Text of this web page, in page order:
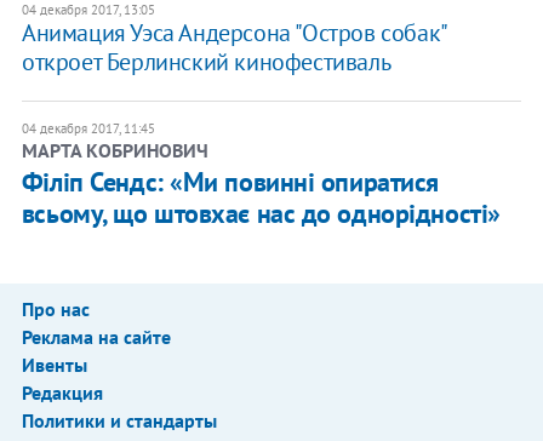
04 декабря 2017, 13:05
Анимация Уэса Андерсона "Остров собак"
откроет Берлинский кинофестиваль
04 декабря 2017, 11:45
МАРТА КОБРИНОВИЧ
Філіп Сендс: «Ми повинні опиратися
всьому, що штовхає нас до однорідності»
Про нас
Реклама на сайте
Ивенты
Редакция
Политики и стандарты